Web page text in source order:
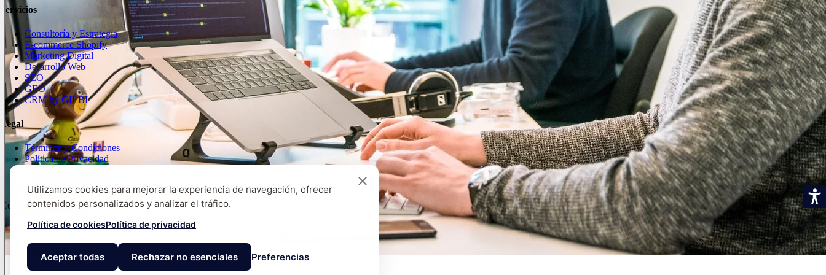
Utilizamos cookies para mejorar la experiencia de navegación, ofrecer
contenidos personalizados y analizar el tráfico.
Política de cookiesPolítica de privacidad
Aceptar todas Rechazar no esenciales Preferencias
Servicios
Consultoría y Estrategia
E-commerce Shopify
Marketing Digital
Desarrollo Web
SEO
GEO
CRM by GILBI
Legal
Términos y Condiciones
Política de Privacidad
Contacto
mail@gilbi.co
LINKEDIN
INSTAGRAM